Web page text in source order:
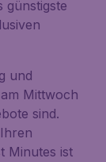
günstigste
und
Mittwoch
sind.
Minutes ist